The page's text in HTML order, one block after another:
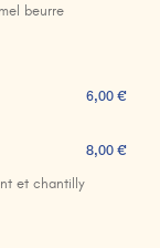
beurre
6,00 €
et chantilly
8,00 €